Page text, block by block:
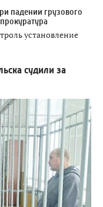
падении грузового
установление
судили за